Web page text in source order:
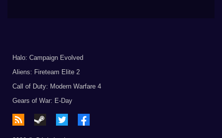
Halo: Campaign Evolved
Aliens: Fireteam Elite 2
Call of Duty: Modern Warfare 4
Gears of War: E-Day